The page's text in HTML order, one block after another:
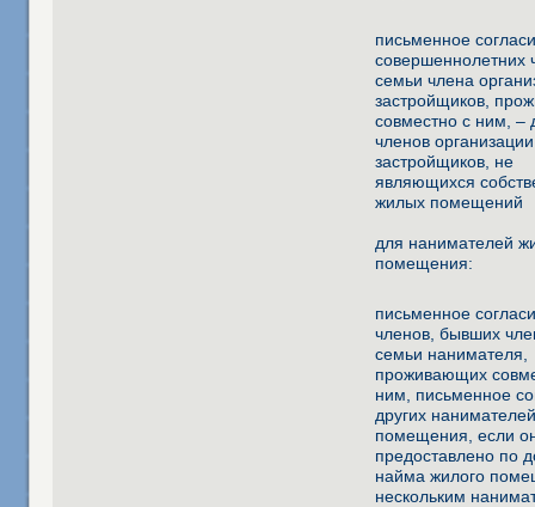
письменное
совершеннолетних
семьи члена
застройщиков,
совместно с ним, –
членов организации
застройщиков, не
являющихся
жилых помещений
для нанимателей
помещения:
письменное
членов, бывших
семьи нанимателя,
проживающих
ним, письменное
других
помещения, если
предоставлено по
найма жилого
нескольким